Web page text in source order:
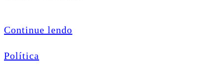
Continue lendo
Política